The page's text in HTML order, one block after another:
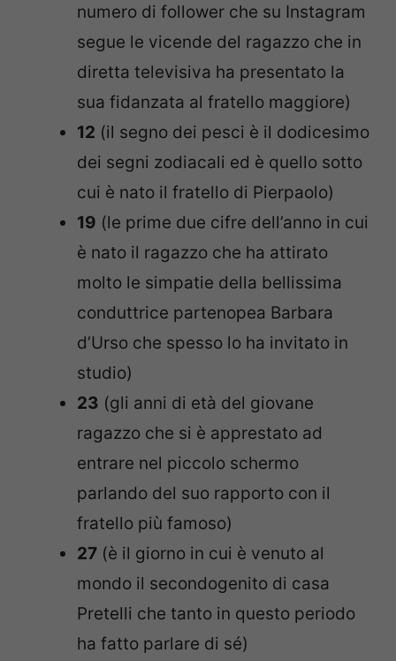
numero di follower che su Instagram
segue le vicende del ragazzo che in
diretta televisiva ha presentato la
sua fidanzata al fratello maggiore)
12 (il segno dei pesci è il dodicesimo
dei segni zodiacali ed è quello sotto
cui è nato il fratello di Pierpaolo)
19 (le prime due cifre dell’anno in cui
è nato il ragazzo che ha attirato
molto le simpatie della bellissima
conduttrice partenopea Barbara
d’Urso che spesso lo ha invitato in
studio)
23 (gli anni di età del giovane
ragazzo che si è apprestato ad
entrare nel piccolo schermo
parlando del suo rapporto con il
fratello più famoso)
27 (è il giorno in cui è venuto al
mondo il secondogenito di casa
Pretelli che tanto in questo periodo
ha fatto parlare di sé)